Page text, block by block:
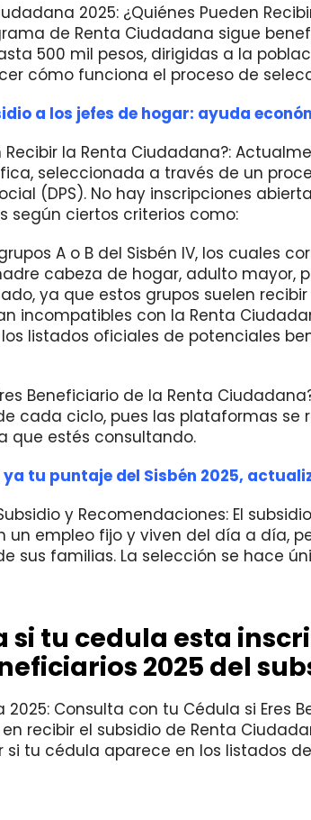
2025: ¿Quiénes Pueden
de Renta Ciudadana sigue
500 mil pesos, dirigidas a la
cómo funciona el proceso de
a los jefes de hogar: ayuda
Recibir la Renta Ciudadana?:
seleccionada a través de un
(DPS). No hay inscripciones
según ciertos criterios como:
A o B del Sisbén IV, los cuales
cabeza de hogar, adulto
ya que estos grupos suelen
incompatibles con la Renta
los listados oficiales de potenciales
Beneficiario de la Renta
cada ciclo, pues las plataformas
que estés consultando.
tu puntaje del Sisbén 2025,
y Recomendaciones: El
un empleo fijo y viven del día a día,
sus familias. La selección se hace
si tu cedula esta
2025 del
Consulta con tu Cédula si Eres
recibir el subsidio de Renta
si tu cédula aparece en los listados